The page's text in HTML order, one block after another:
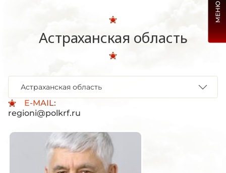
Астраханская область
E-MAIL:
regioni@polkrf.ru
Астраханская область
МЕНЮ